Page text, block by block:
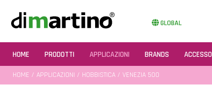
GLOBAL
HOME PRODOTTI APPLICAZIONI BRANDS
HOME / APPLICAZIONI / HOBBISTICA / VENEZIA 500